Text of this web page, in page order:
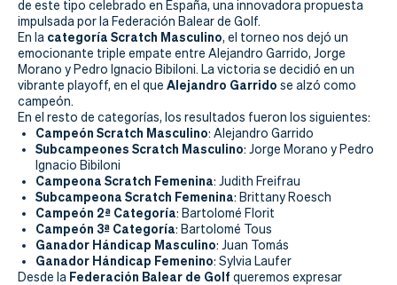
Federación
Federarse
Jugar
Aprender
Actualidad
Tienda
de este tipo celebrado en España, una innovadora propuesta
impulsada por la Federación Balear de Golf.
En la categoría Scratch Masculino, el torneo nos dejó un
emocionante triple empate entre Alejandro Garrido, Jorge
Morano y Pedro Ignacio Bibiloni. La victoria se decidió en un
vibrante playoff, en el que Alejandro Garrido se alzó como
campeón.
En el resto de categorías, los resultados fueron los siguientes:
Campeón Scratch Masculino: Alejandro Garrido
Subcampeones Scratch Masculino: Jorge Morano y Pedro
Ignacio Bibiloni
Campeona Scratch Femenina: Judith Freifrau
Subcampeona Scratch Femenina: Brittany Roesch
Campeón 2ª Categoría: Bartolomé Florit
Campeón 3ª Categoría: Bartolomé Tous
Ganador Hándicap Masculino: Juan Tomás
Ganador Hándicap Femenino: Sylvia Laufer
Desde la Federación Balear de Golf queremos expresar